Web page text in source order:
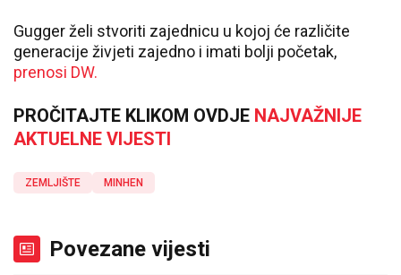
Gugger želi stvoriti zajednicu u kojoj će različite
generacije živjeti zajedno i imati bolji početak,
prenosi DW.
PROČITAJTE KLIKOM OVDJE NAJVAŽNIJE
AKTUELNE VIJESTI
ZEMLJIŠTE MINHEN
Povezane vijesti